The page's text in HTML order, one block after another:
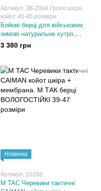
Артикул: ЗВ-2004 Грізлі шкіра
койот 40-45 розміри
Бойові берці для військових
зимові натуральне хутро,
натуральна шкіра, койот. 40-45
3 380 грн
Новинка
Артикул: 10208
M TAC Черевики тактичні